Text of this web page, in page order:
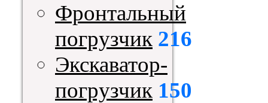
Фронтальный
погрузчик 216
Экскаватор-
погрузчик 150